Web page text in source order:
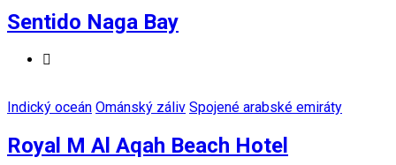
Sentido Naga Bay
Indický oceán Ománský záliv Spojené arabské emiráty
Royal M Al Aqah Beach Hotel